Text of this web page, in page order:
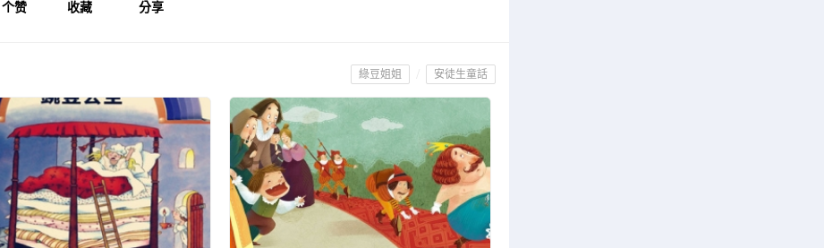
个赞 收藏 分享
安徒生童話
綠豆姐姐